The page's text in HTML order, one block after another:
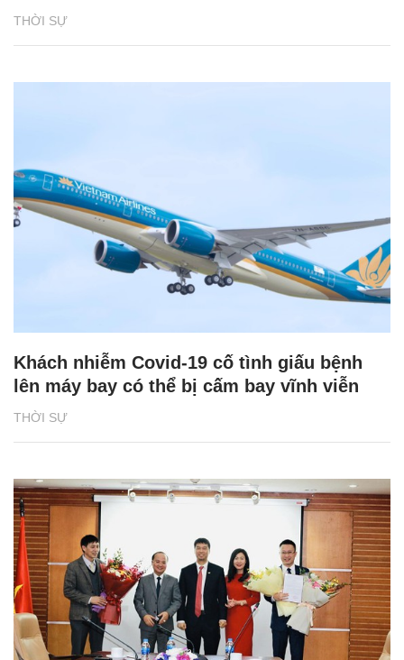
THỜI SỰ
THỜI SỰ
Khách nhiễm Covid-19 cố tình giấu bệnh
lên máy bay có thể bị cấm bay vĩnh viễn